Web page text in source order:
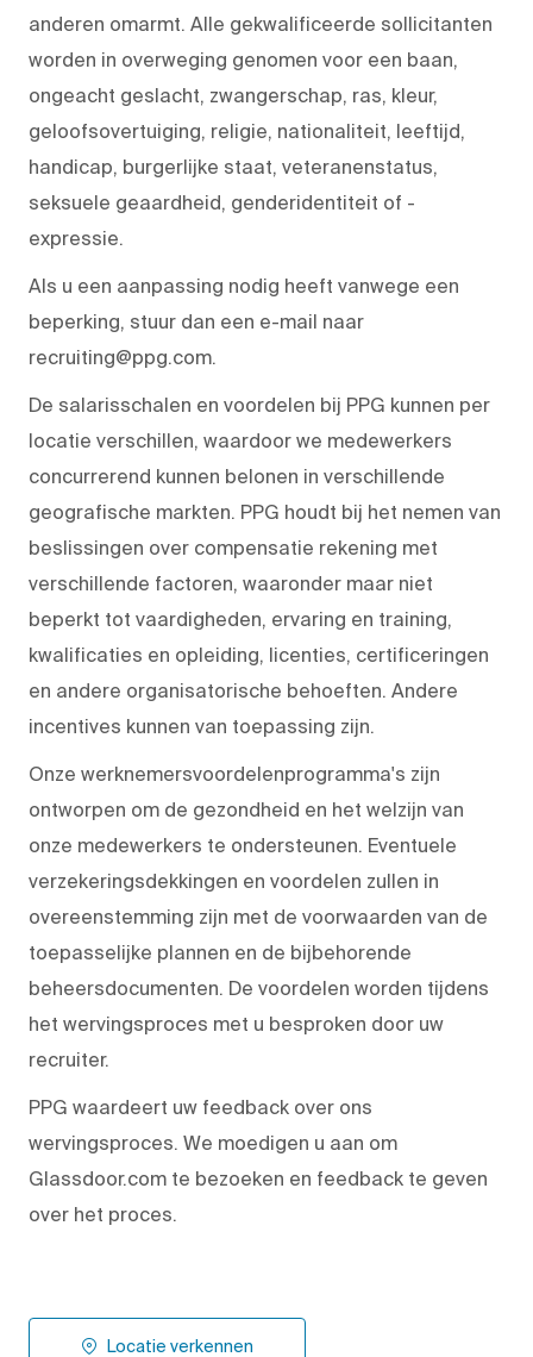
anderen omarmt. Alle gekwalificeerde sollicitanten
worden in overweging genomen voor een baan,
ongeacht geslacht, zwangerschap, ras, kleur,
geloofsovertuiging, religie, nationaliteit, leeftijd,
handicap, burgerlijke staat, veteranenstatus,
seksuele geaardheid, genderidentiteit of -
expressie.
Als u een aanpassing nodig heeft vanwege een
beperking, stuur dan een e-mail naar
recruiting@ppg.com.
De salarisschalen en voordelen bij PPG kunnen per
locatie verschillen, waardoor we medewerkers
concurrerend kunnen belonen in verschillende
geografische markten. PPG houdt bij het nemen van
beslissingen over compensatie rekening met
verschillende factoren, waaronder maar niet
beperkt tot vaardigheden, ervaring en training,
kwalificaties en opleiding, licenties, certificeringen
en andere organisatorische behoeften. Andere
incentives kunnen van toepassing zijn.
Onze werknemersvoordelenprogramma's zijn
ontworpen om de gezondheid en het welzijn van
onze medewerkers te ondersteunen. Eventuele
verzekeringsdekkingen en voordelen zullen in
overeenstemming zijn met de voorwaarden van de
toepasselijke plannen en de bijbehorende
beheersdocumenten. De voordelen worden tijdens
het wervingsproces met u besproken door uw
recruiter.
PPG waardeert uw feedback over ons
wervingsproces. We moedigen u aan om
Glassdoor.com te bezoeken en feedback te geven
over het proces.
Locatie verkennen